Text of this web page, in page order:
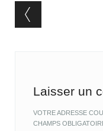
Post
Laisser un
VOTRE ADRESSE
CHAMPS